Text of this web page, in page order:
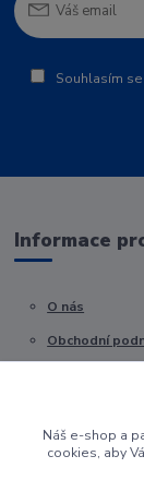
Souhlasím se
Informace
O nás
Obchodní
Náš e-shop a
cookies, aby